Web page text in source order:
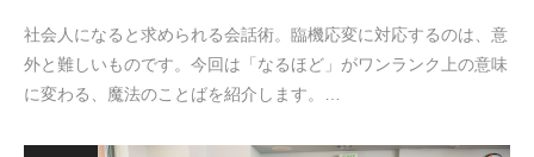
社会人になると求められる会話術。臨機応変に対応するのは、意
外と難しいものです。今回は「なるほど」がワンランク上の意味
に変わる、魔法のことばを紹介します。…